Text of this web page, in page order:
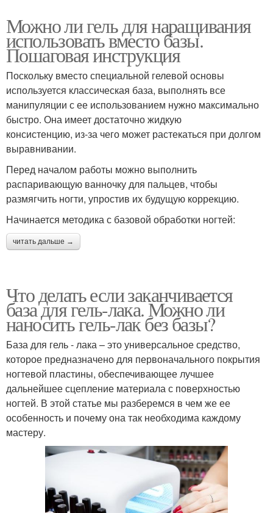
Можно ли гель для наращивания
использовать вместо базы.
Пошаговая инструкция
Поскольку вместо специальной гелевой основы
используется классическая база, выполнять все
манипуляции с ее использованием нужно максимально
быстро. Она имеет достаточно жидкую
консистенцию, из-за чего может растекаться при долгом
выравнивании.
Перед началом работы можно выполнить
распаривающую ванночку для пальцев, чтобы
размягчить ногти, упростив их будущую коррекцию.
Начинается методика с базовой обработки ногтей:
читать дальше →
Что делать если заканчивается
база для гель-лака. Можно ли
наносить гель-лак без базы?
База для гель - лака – это универсальное средство,
которое предназначено для первоначального покрытия
ногтевой пластины, обеспечивающее лучшее
дальнейшее сцепление материала с поверхностью
ногтей. В этой статье мы разберемся в чем же ее
особенность и почему она так необходима каждому
мастеру.